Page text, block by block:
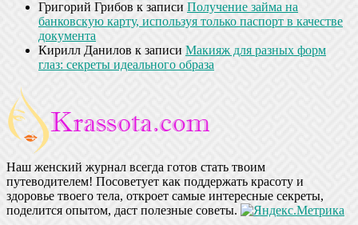
Григорий Грибов к записи Получение займа на
банковскую карту, используя только паспорт в качестве
документа
Кирилл Данилов к записи Макияж для разных форм
глаз: секреты идеального образа
Наш женский журнал всегда готов стать твоим
путеводителем! Посоветует как поддержать красоту и
здоровье твоего тела, откроет самые интересные секреты,
поделится опытом, даст полезные советы.